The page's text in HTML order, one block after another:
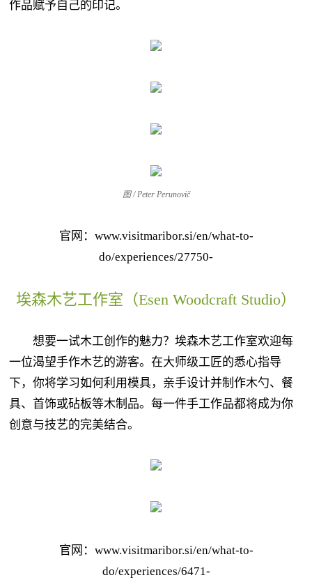
作品赋予自己的印记。
图 / Peter Perunovič
官网：www.visitmaribor.si/en/what-to-
do/experiences/27750-
埃森木艺工作室（Esen Woodcraft Studio）
想要一试木工创作的魅力？埃森木艺工作室欢迎每
一位渴望手作木艺的游客。在大师级工匠的悉心指导
下，你将学习如何利用模具，亲手设计并制作木勺、餐
具、首饰或砧板等木制品。每一件手工作品都将成为你
创意与技艺的完美结合。
官网：www.visitmaribor.si/en/what-to-
do/experiences/6471-